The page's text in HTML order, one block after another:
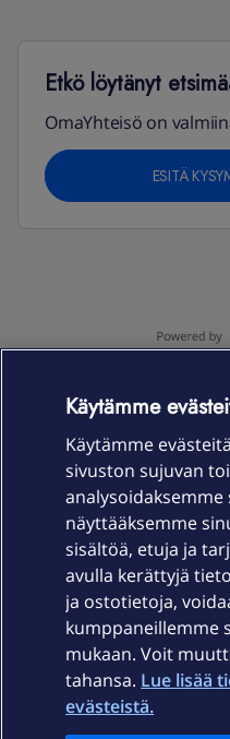
Etkö löytänyt
OmaYhteisö on
ESITÄ
Laitteet & liittymät
Palvelut
Ajankohtaista
Käytämme
Käytämme
sivuston sujuvan
analysoidaksemme
näyttääksemme
sisältöä, etuja ja
avulla kerättyjä
ja ostotietoja,
kumppaneillemme
mukaan. Voit
tahansa. Lue lisää
evästeistä.